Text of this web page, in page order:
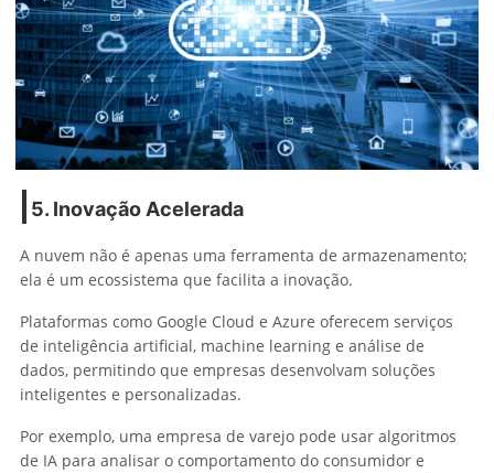
5. Inovação Acelerada
A nuvem não é apenas uma ferramenta de armazenamento;
ela é um ecossistema que facilita a inovação.
Plataformas como Google Cloud e Azure oferecem serviços
de inteligência artificial, machine learning e análise de
dados, permitindo que empresas desenvolvam soluções
inteligentes e personalizadas.
Por exemplo, uma empresa de varejo pode usar algoritmos
de IA para analisar o comportamento do consumidor e